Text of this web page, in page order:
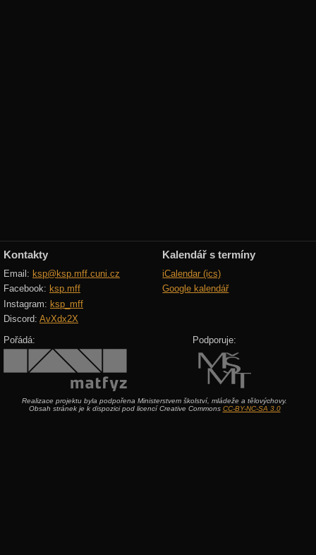
Kontakty
Email: ksp@ksp.mff.cuni.cz
Facebook: ksp.mff
Instagram: ksp_mff
Discord: AvXdx2X
Kalendář s termíny
iCalendar (ics)
Google kalendář
Pořádá: Podporuje:
Realizace projektu byla podpořena Ministerstvem školství, mládeže a tělovýchovy.
Obsah stránek je k dispozici pod licencí Creative Commons CC-BY-NC-SA 3.0